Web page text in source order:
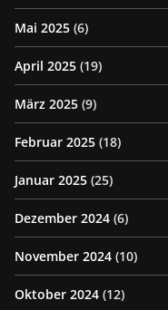
Mai 2025 (6)
April 2025 (19)
März 2025 (9)
Februar 2025 (18)
Januar 2025 (25)
Dezember 2024 (6)
November 2024 (10)
Oktober 2024 (12)